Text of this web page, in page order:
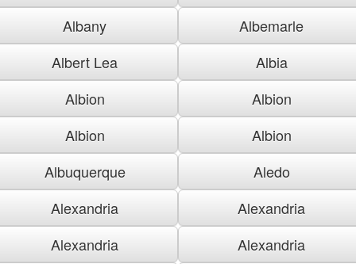
Albany
Albemarle
Albert Lea
Albia
Albion
Albion
Albion
Albion
Albuquerque
Aledo
Alexandria
Alexandria
Alexandria
Alexandria